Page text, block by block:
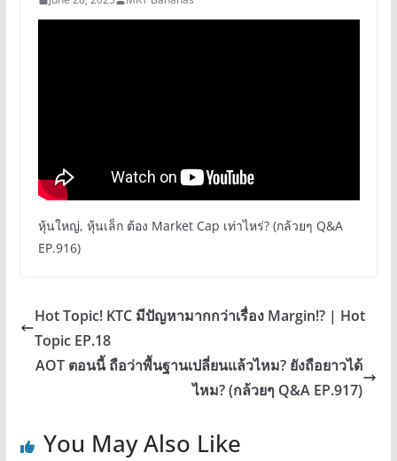
หุ้นใหญ่, หุ้นเล็ก ต้อง Market Cap เท่าไหร่? (กล้วยๆ Q&A
EP.916)
Hot Topic! KTC มีปัญหามากกว่าเรื่อง Margin!? | Hot
Topic EP.18
AOT ตอนนี้ ถือว่าพื้นฐานเปลี่ยนแล้วไหม? ยังถือยาวได้
ไหม? (กล้วยๆ Q&A EP.917)
You May Also Like